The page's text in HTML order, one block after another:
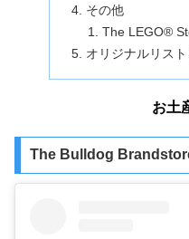
その他
The LEGO®
オリジナルリス
お土
The Bulldog